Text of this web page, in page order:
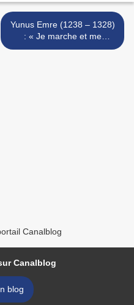
Yunus Emre (1238 – 1328)
: « Je marche et me
consume... » >
Canalblog
Canalblog
blog